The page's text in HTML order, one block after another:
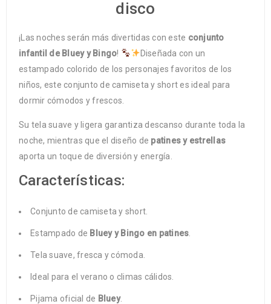
disco
¡Las noches serán más divertidas con este conjunto
infantil de Bluey y Bingo!
Diseñada con un
estampado colorido de los personajes favoritos de los
niños, este conjunto de camiseta y short es ideal para
dormir cómodos y frescos.
Su tela suave y ligera garantiza descanso durante toda la
noche, mientras que el diseño de patines y estrellas
aporta un toque de diversión y energía.
Características:
Conjunto de camiseta y short.
Estampado de Bluey y Bingo en patines
Tela suave, fresca y cómoda.
Ideal para el verano o climas cálidos.
Pijama oficial de Bluey.